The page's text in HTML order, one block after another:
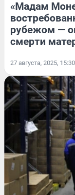
«Мадам
рубежом —
смерти
27 августа, 2025, 15:30